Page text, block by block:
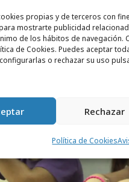
propias y de terceros con
mostrarte publicidad
de los hábitos de navegación.
de Cookies. Puedes aceptar
o rechazar su uso
Rechazar
Política de Cookies
cookies de marketing
este contenido